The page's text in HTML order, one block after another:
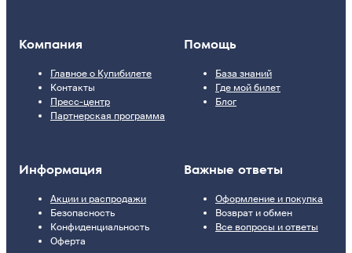
Компания
Главное о Купибилете
Контакты
Пресс-центр
Партнерская программа
Помощь
База знаний
Где мой билет
Блог
Информация
Акции и распродажи
Безопасность
Конфиденциальность
Оферта
Важные ответы
Оформление и покупка
Возврат и обмен
Все вопросы и ответы